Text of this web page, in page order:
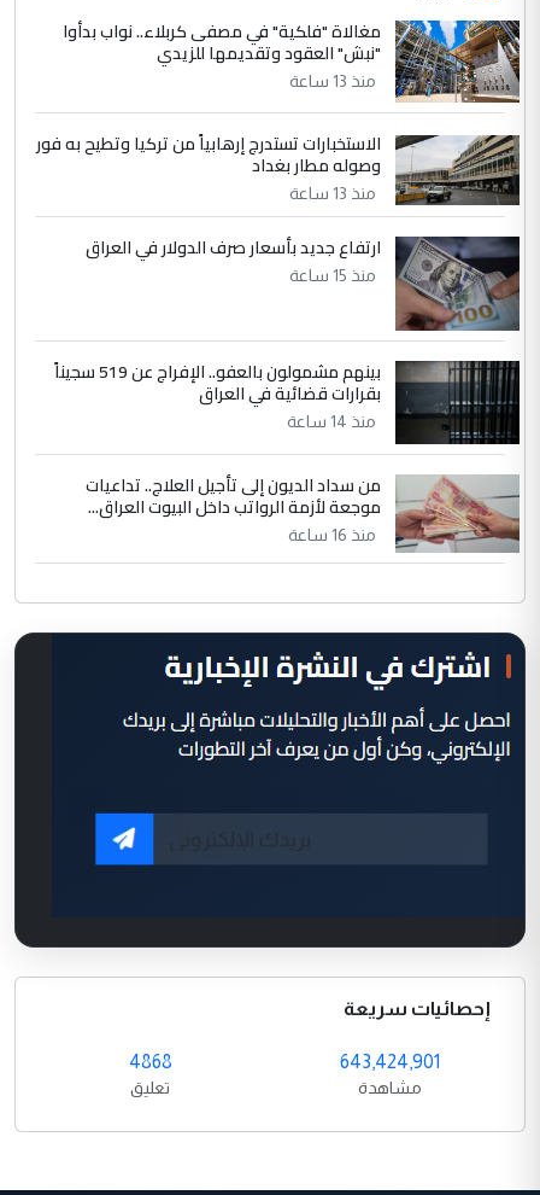
مغالاة "فلكية" في مصفى كربلاء.. نواب بدأوا
"نبش" العقود وتقديمها للزيدي
منذ 13 ساعة
الاستخبارات تستدرج إرهابياً من تركيا وتطيح به فور
وصوله مطار بغداد
منذ 13 ساعة
ارتفاع جديد بأسعار صرف الدولار في العراق
منذ 15 ساعة
بينهم مشمولون بالعفو.. الإفراج عن 519 سجيناً
بقرارات قضائية في العراق
منذ 14 ساعة
من سداد الديون إلى تأجيل العلاج.. تداعيات
موجعة لأزمة الرواتب داخل البيوت العراق...
منذ 16 ساعة
إحصائيات سريعة
643,424,901
مشاهدة
4868
تعليق